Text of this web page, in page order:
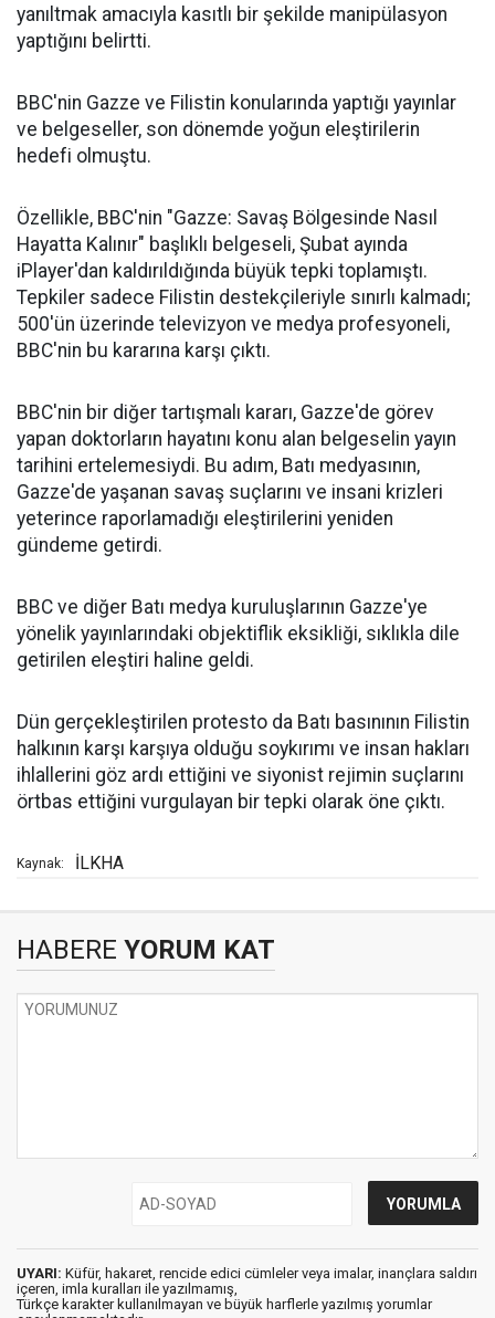
yanıltmak amacıyla kasıtlı bir şekilde manipülasyon
yaptığını belirtti.
BBC'nin Gazze ve Filistin konularında yaptığı yayınlar
ve belgeseller, son dönemde yoğun eleştirilerin
hedefi olmuştu.
Özellikle, BBC'nin "Gazze: Savaş Bölgesinde Nasıl
Hayatta Kalınır" başlıklı belgeseli, Şubat ayında
iPlayer'dan kaldırıldığında büyük tepki toplamıştı.
Tepkiler sadece Filistin destekçileriyle sınırlı kalmadı;
500'ün üzerinde televizyon ve medya profesyoneli,
BBC'nin bu kararına karşı çıktı.
BBC'nin bir diğer tartışmalı kararı, Gazze'de görev
yapan doktorların hayatını konu alan belgeselin yayın
tarihini ertelemesiydi. Bu adım, Batı medyasının,
Gazze'de yaşanan savaş suçlarını ve insani krizleri
yeterince raporlamadığı eleştirilerini yeniden
gündeme getirdi.
BBC ve diğer Batı medya kuruluşlarının Gazze'ye
yönelik yayınlarındaki objektiflik eksikliği, sıklıkla dile
getirilen eleştiri haline geldi.
Dün gerçekleştirilen protesto da Batı basınının Filistin
halkının karşı karşıya olduğu soykırımı ve insan hakları
ihlallerini göz ardı ettiğini ve siyonist rejimin suçlarını
örtbas ettiğini vurgulayan bir tepki olarak öne çıktı.
Kaynak: İLKHA
HABERE YORUM KAT
UYARI: Küfür, hakaret, rencide edici cümleler veya imalar, inançlara saldırı
içeren, imla kuralları ile yazılmamış,
Türkçe karakter kullanılmayan ve büyük harflerle yazılmış yorumlar